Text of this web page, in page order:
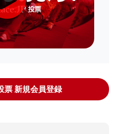
票 新規会員登録